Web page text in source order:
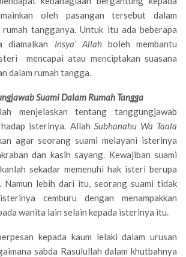
oleh pasangan tersebut dalam
tangganya. Untuk itu ada beberapa
diamalkan Insya’ Allah boleh membantu
mencapai atau menciptakan suasana
dalam rumah tangga.
Suami Dalam Rumah Tangga
menjelaskan tentang tanggungjawab
isterinya. Allah Subhanahu Wa Taala
agar seorang suami melayani isterinya
dan kasih sayang. Kewajiban suami
sekadar memenuhi hak isteri berupa
Namun lebih dari itu, seorang suami tidak
cemburu dengan menampakkan
wanita lain selain kepada isterinya itu.
kepada kaum lelaki dalam urusan
sabda Rasulullah dalam khutbahnya